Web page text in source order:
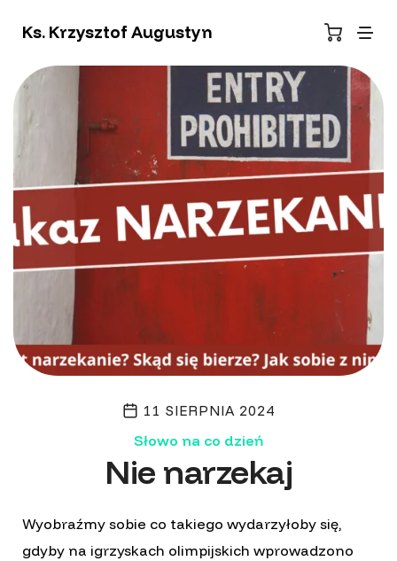
Ks. Krzysztof Augustyn
11 SIERPNIA 2024
Słowo na co dzień
Nie narzekaj
Wyobraźmy sobie co takiego wydarzyłoby się,
gdyby na igrzyskach olimpijskich wprowadzono